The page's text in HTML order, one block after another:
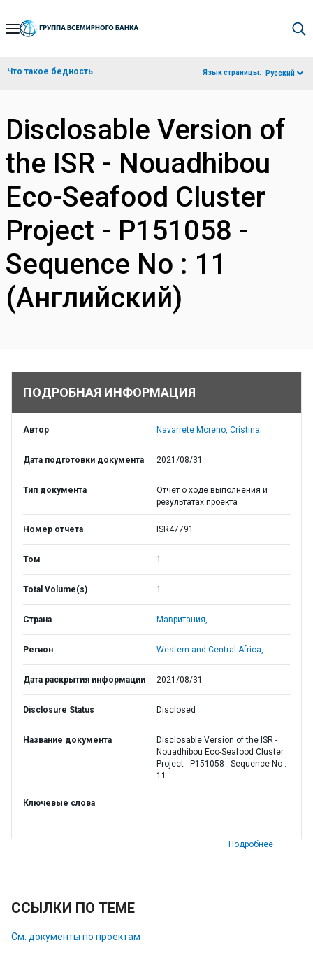
Skip
Navigation
Что такое бедность Язык страницы: Русский
Disclosable Version of
the ISR - Nouadhibou
Eco-Seafood Cluster
Project - P151058 -
Sequence No : 11
(Английский)
ПОДРОБНАЯ ИНФОРМАЦИЯ
Автор Navarrete Moreno, Cristina;
Дата подготовки документа 2021/08/31
Тип документа
Отчет о ходе выполнения и
результатах проекта
Номер отчета ISR47791
Том 1
Total Volume(s) 1
Страна Мавритания,
Регион Western and Central Africa,
Дата раскрытия информации 2021/08/31
Disclosure Status Disclosed
Название документа
Disclosable Version of the ISR -
Nouadhibou Eco-Seafood Cluster
Project - P151058 - Sequence No :
11
Ключевые слова
Подробнее
ССЫЛКИ ПО ТЕМЕ
См. документы по проектам